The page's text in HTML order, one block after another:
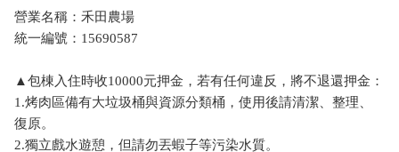
營業名稱：禾田農場
統一編號：15690587
▲包棟入住時收10000元押金，若有任何違反，將不退還押金：
1.烤肉區備有大垃圾桶與資源分類桶，使用後請清潔、整理、
復原。
2.獨立戲水遊憩，但請勿丟蝦子等污染水質。